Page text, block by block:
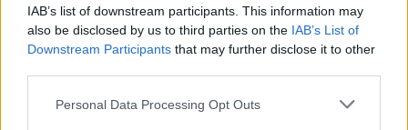
IAB’s list of downstream participants. This information may
also be disclosed by us to third parties on the IAB’s List of
Downstream Participants that may further disclose it to other
Personal Data Processing Opt Outs
00:00:30
Vaizdai iš tragiškos avarijos Vilniaus r.: dviejų moterų ir
vaiko gyvybių išgelbėti nepavyko